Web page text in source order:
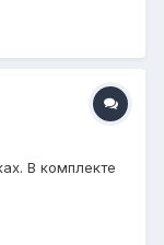
В комплекте